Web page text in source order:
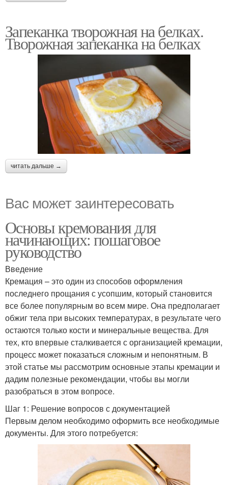
Запеканка творожная на белках.
Творожная запеканка на белках
читать дальше →
Вас может заинтересовать
Основы кремования для
начинающих: пошаговое
руководство
Введение
Кремация – это один из способов оформления
последнего прощания с усопшим, который становится
все более популярным во всем мире. Она предполагает
обжиг тела при высоких температурах, в результате чего
остаются только кости и минеральные вещества. Для
тех, кто впервые сталкивается с организацией кремации,
процесс может показаться сложным и непонятным. В
этой статье мы рассмотрим основные этапы кремации и
дадим полезные рекомендации, чтобы вы могли
разобраться в этом вопросе.
Шаг 1: Решение вопросов с документацией
Первым делом необходимо оформить все необходимые
документы. Для этого потребуется: